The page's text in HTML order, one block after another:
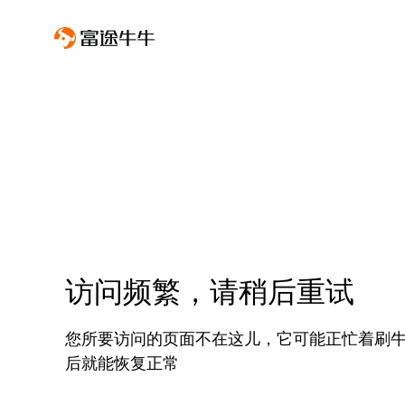
访问频繁，请稍后重试
您所要访问的页面不在这儿，它可能正忙着刷
后就能恢复正常